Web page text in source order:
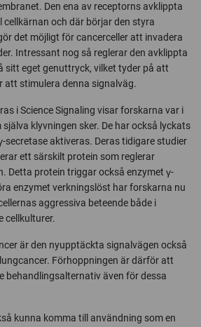
Den ena av receptorns avklippta
cellkärnan och där börjar den styra
det möjligt för cancerceller att invadera
Intressant nog så reglerar den avklippta
sitt eget genuttryck, vilket tyder på att
stimulera denna signalväg.
i Science Signaling visar forskarna var i
klyvningen sker. De har också lyckats
secretase aktiveras. Deras tidigare studier
ett särskilt protein som reglerar
Detta protein triggar också enzymet γ-
enzymet verkningslöst har forskarna nu
aggressiva beteende både i
cellkulturer.
är den nyupptäckta signalvägen också
Förhoppningen är därför att
behandlingsalternativ även för dessa
kunna komma till användning som en